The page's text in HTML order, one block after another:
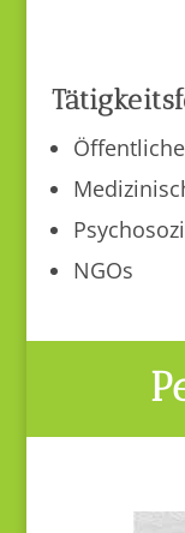
NGOs